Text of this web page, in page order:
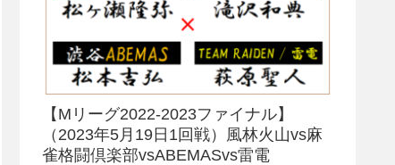
【Mリーグ2022-2023ファイナル】
（2023年5月19日1回戦）風林火山vs麻
雀格闘倶楽部vsABEMASvs雷電